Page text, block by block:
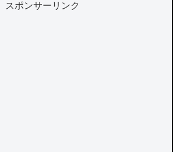
スポンサーリンク